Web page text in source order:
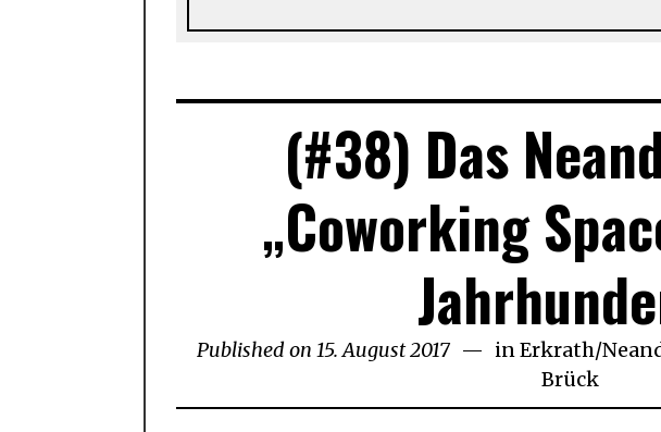
(#38) Das
„Coworking
Published on 15. August 2017 29.
2022
inErkrath/
Brück